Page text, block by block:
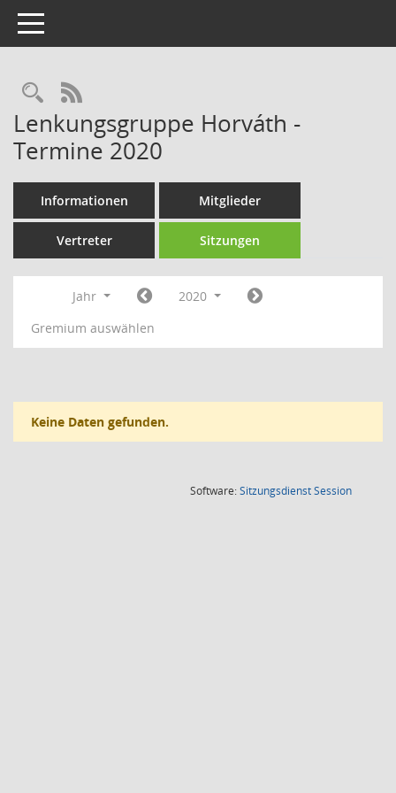
Toggle navigation
Rechercheauswahl
RSS-Feed
Lenkungsgruppe Horváth -
Termine 2020
Informationen Mitglieder
Vertreter Sitzungen
Jahr
2020
Gremium auswählen
Keine Daten gefunden.
Software:SitzungsdienstSession(Wird in